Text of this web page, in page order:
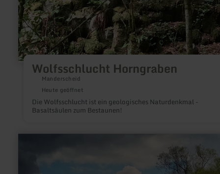
Wolfsschlucht Horngraben
Manderscheid
Heute geöffnet
Die Wolfsschlucht ist ein geologisches Naturdenkmal -
Basaltsäulen zum Bestaunen!